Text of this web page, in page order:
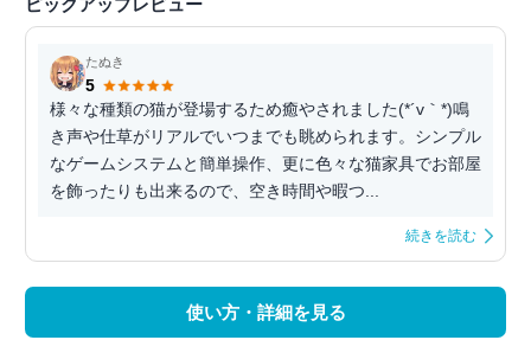
たぬき
5
様々な種類の猫が登場するため癒やされました(*´v｀*)鳴
き声や仕草がリアルでいつまでも眺められます。シンプル
なゲームシステムと簡単操作、更に色々な猫家具でお部屋
を飾ったりも出来るので、空き時間や暇つ...
続きを読む
使い方・詳細を見る